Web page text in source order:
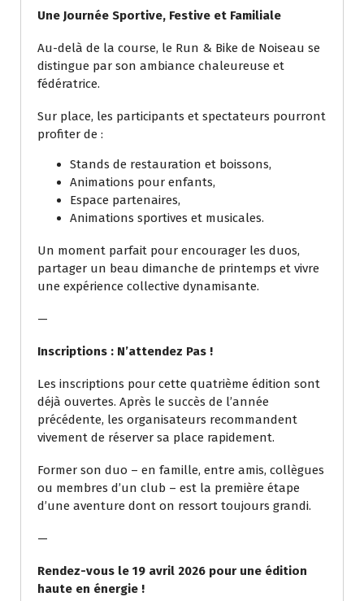
Une Journée Sportive, Festive et Familiale
Au-delà de la course, le Run & Bike de Noiseau se
distingue par son ambiance chaleureuse et
fédératrice.
Sur place, les participants et spectateurs pourront
profiter de :
Stands de restauration et boissons,
Animations pour enfants,
Espace partenaires,
Animations sportives et musicales.
Un moment parfait pour encourager les duos,
partager un beau dimanche de printemps et vivre
une expérience collective dynamisante.
—
Inscriptions : N’attendez Pas !
Les inscriptions pour cette quatrième édition sont
déjà ouvertes. Après le succès de l’année
précédente, les organisateurs recommandent
vivement de réserver sa place rapidement.
Former son duo – en famille, entre amis, collègues
ou membres d’un club – est la première étape
d’une aventure dont on ressort toujours grandi.
—
Rendez-vous le 19 avril 2026 pour une édition
haute en énergie !